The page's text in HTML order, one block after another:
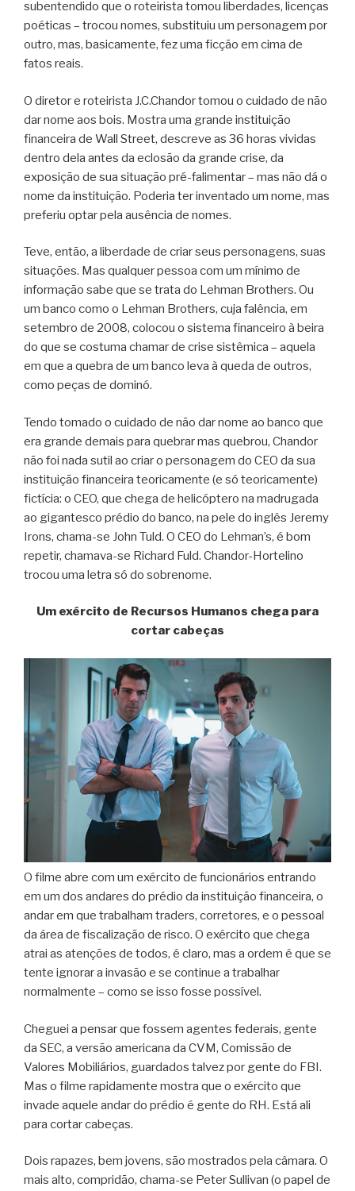
subentendido que o roteirista tomou liberdades, licenças
poéticas – trocou nomes, substituiu um personagem por
outro, mas, basicamente, fez uma ficção em cima de
fatos reais.
O diretor e roteirista J.C.Chandor tomou o cuidado de não
dar nome aos bois. Mostra uma grande instituição
financeira de Wall Street, descreve as 36 horas vividas
dentro dela antes da eclosão da grande crise, da
exposição de sua situação pré-falimentar – mas não dá o
nome da instituição. Poderia ter inventado um nome, mas
preferiu optar pela ausência de nomes.
Teve, então, a liberdade de criar seus personagens, suas
situações. Mas qualquer pessoa com um mínimo de
informação sabe que se trata do Lehman Brothers. Ou
um banco como o Lehman Brothers, cuja falência, em
setembro de 2008, colocou o sistema financeiro à beira
do que se costuma chamar de crise sistêmica – aquela
em que a quebra de um banco leva à queda de outros,
como peças de dominó.
Tendo tomado o cuidado de não dar nome ao banco que
era grande demais para quebrar mas quebrou, Chandor
não foi nada sutil ao criar o personagem do CEO da sua
instituição financeira teoricamente (e só teoricamente)
fictícia: o CEO, que chega de helicóptero na madrugada
ao gigantesco prédio do banco, na pele do inglês Jeremy
Irons, chama-se John Tuld. O CEO do Lehman’s, é bom
repetir, chamava-se Richard Fuld. Chandor-Hortelino
trocou uma letra só do sobrenome.
Um exército de Recursos Humanos chega para
cortar cabeças
O filme abre com um exército de funcionários entrando
em um dos andares do prédio da instituição financeira, o
andar em que trabalham traders, corretores, e o pessoal
da área de fiscalização de risco. O exército que chega
atrai as atenções de todos, é claro, mas a ordem é que se
tente ignorar a invasão e se continue a trabalhar
normalmente – como se isso fosse possível.
Cheguei a pensar que fossem agentes federais, gente
da SEC, a versão americana da CVM, Comissão de
Valores Mobiliários, guardados talvez por gente do FBI.
Mas o filme rapidamente mostra que o exército que
invade aquele andar do prédio é gente do RH. Está ali
para cortar cabeças.
Dois rapazes, bem jovens, são mostrados pela câmara. O
mais alto, compridão, chama-se Peter Sullivan (o papel de